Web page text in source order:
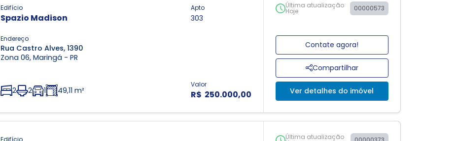
Edifício
Spazio Madison
Endereço
Rua Castro Alves, 1390
Zona 06, Maringá - PR
2 2 1 49,11 m²
Valor
R$ 250.000,00
Apto
303
Última atualização
Hoje 00000573
Contate agora!
Compartilhar
Ver detalhes do imóvel
Edifício Última atualização